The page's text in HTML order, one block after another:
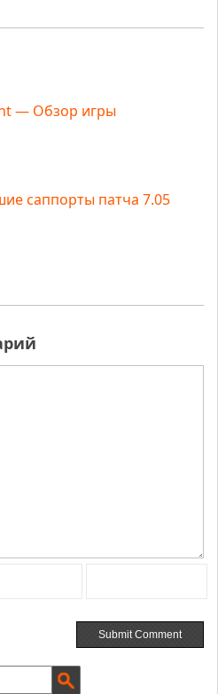
— Обзор игры
саппорты патча 7.05